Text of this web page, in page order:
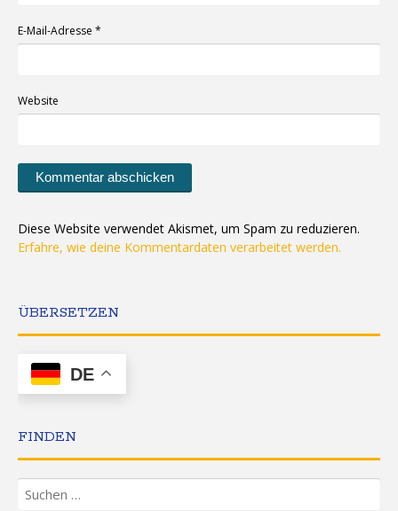
E-Mail-Adresse *
Website
Diese Website verwendet Akismet, um Spam zu reduzieren.
Erfahre, wie deine Kommentardaten verarbeitet werden.
ÜBERSETZEN
DE
FINDEN
Suchen
nach: